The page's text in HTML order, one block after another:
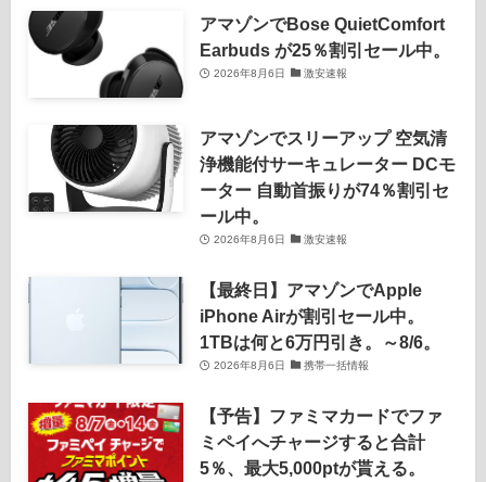
アマゾンでBose QuietComfort
Earbuds が25％割引セール中。
2026年8月6日 激安速報
アマゾンでスリーアップ 空気清
浄機能付サーキュレーター DCモ
ーター 自動首振りが74％割引セ
ール中。
2026年8月6日 激安速報
【最終日】アマゾンでApple
iPhone Airが割引セール中。
1TBは何と6万円引き。～8/6。
2026年8月6日 携帯一括情報
【予告】ファミマカードでファ
ミペイへチャージすると合計
5％、最大5,000ptが貰える。